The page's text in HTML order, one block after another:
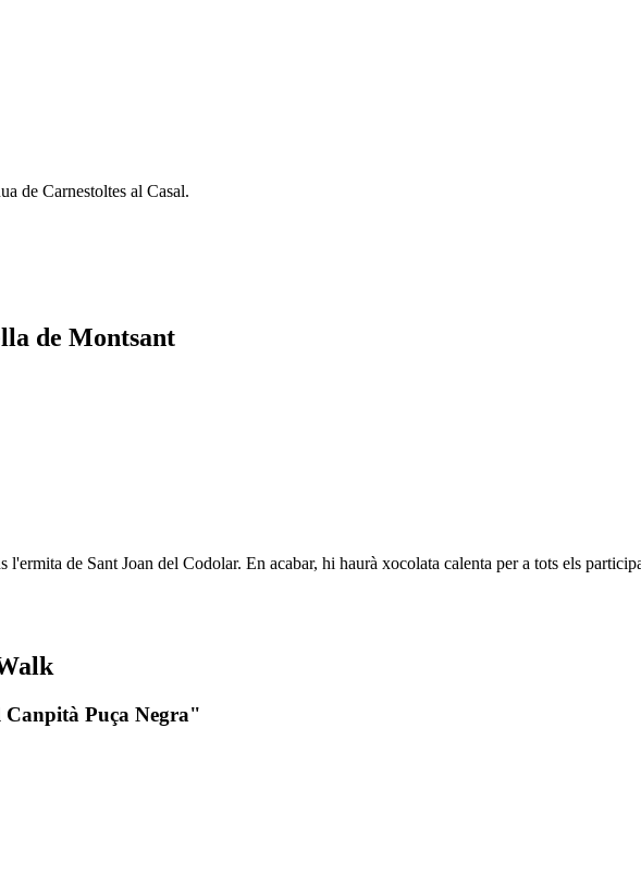
de Carnestoltes al Casal.
de Montsant
l'ermita de Sant Joan del Codolar. En acabar, hi haurà xocolata calenta per a tots els
Puça Negra"